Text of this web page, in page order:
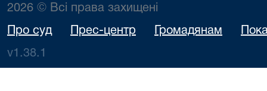
2026 © Всі права захищені
Про суд Прес-центр Громадянам
v1.38.1